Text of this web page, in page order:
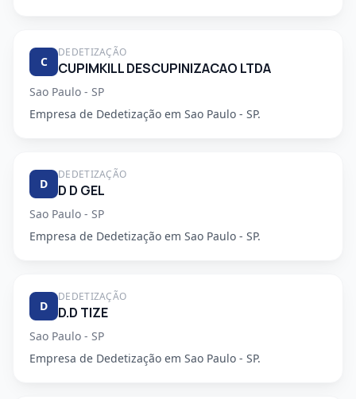
C
DEDETIZAÇÃO
CUPIMKILL DESCUPINIZACAO LTDA
Sao Paulo - SP
Empresa de Dedetização em Sao Paulo - SP.
D
DEDETIZAÇÃO
D D GEL
Sao Paulo - SP
Empresa de Dedetização em Sao Paulo - SP.
D
DEDETIZAÇÃO
D.D TIZE
Sao Paulo - SP
Empresa de Dedetização em Sao Paulo - SP.